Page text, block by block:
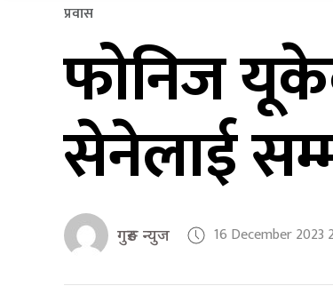
प्रवास
फोनिज
सेनेलाई
गुरुङ न्युज 16 December 2023